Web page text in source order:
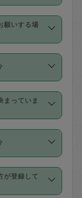
き等はござ
最初は制限
ーの平均
高額が上
ます。
ド（Visa／
／
す。
ロフィー
なくても大
ード（Vプ
払にはご利
いませ
、依頼料
となりま
願いする場
期（毎週｜
頼は「ス
利用できま
ない代わ
セルは有償
以上のキャ
定期の場合
（1200
生し、依頼
いとなり
の詳細」に
まっていま
れも１回あ
物、料理、
よってで
が登録して